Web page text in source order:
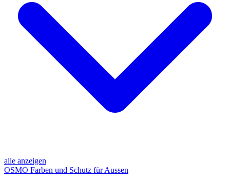
alle anzeigen
OSMO Farben und Schutz für Aussen